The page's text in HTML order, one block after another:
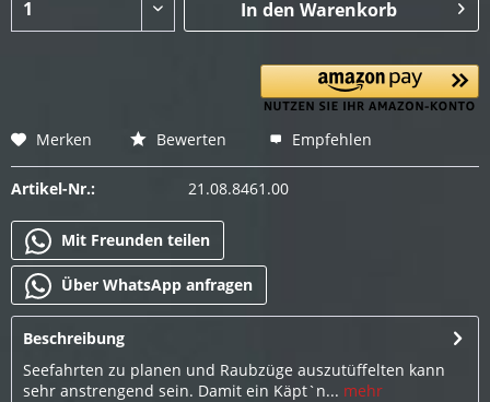
In den Warenkorb
Merken Bewerten Empfehlen
Artikel-Nr.: 21.08.8461.00
Mit Freunden teilen
Über WhatsApp anfragen
Beschreibung
Seefahrten zu planen und Raubzüge auszutüffelten kann
sehr anstrengend sein. Damit ein Käpt`n... mehr